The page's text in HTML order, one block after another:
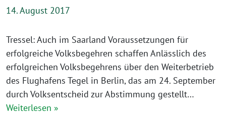
14. August 2017
Tressel: Auch im Saarland Voraussetzungen für
erfolgreiche Volksbegehren schaffen Anlässlich des
erfolgreichen Volksbegehrens über den Weiterbetrieb
des Flughafens Tegel in Berlin, das am 24. September
durch Volksentscheid zur Abstimmung gestellt…
Weiterlesen »